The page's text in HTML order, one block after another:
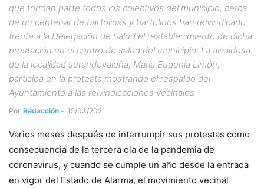
que forman parte todos los colectivos del municipio, cerca
de un centenar de bartolinas y bartolinos han reivindicado
frente a la Delegación de Salud el restablecimiento de dicha
prestación en el centro de salud del municipio. La alcaldesa
de la localidad surandevaleña, María Eugenia Limón,
participa en la protesta mostrando el respaldo del
Ayuntamiento a las reivindicaciones vecinales
Por Redacción - 15/03/2021
Varios meses después de interrumpir sus protestas como
consecuencia de la tercera ola de la pandemia de
coronavirus, y cuando se cumple un año desde la entrada
en vigor del Estado de Alarma, el movimiento vecinal